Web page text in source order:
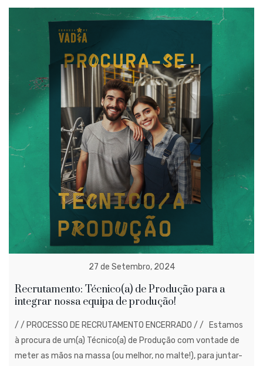
27 de Setembro, 2024
Recrutamento: Técnico(a) de Produção para a
integrar nossa equipa de produção!
/ / PROCESSO DE RECRUTAMENTO ENCERRADO / / Estamos
à procura de um(a) Técnico(a) de Produção com vontade de
meter as mãos na massa (ou melhor, no malte!), para juntar-